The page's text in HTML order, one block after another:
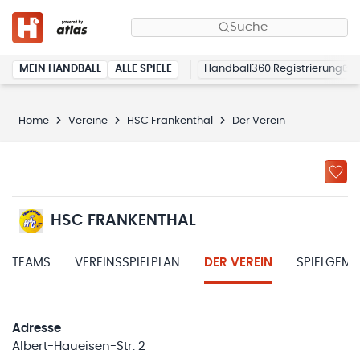
Suche
MEIN HANDBALL ALLE SPIELE Handball360 Registrierung
Home Vereine HSC Frankenthal Der Verein
HSC FRANKENTHAL
TEAMS VEREINSSPIELPLAN DER VEREIN
Adresse
Albert-Haueisen-Str. 2